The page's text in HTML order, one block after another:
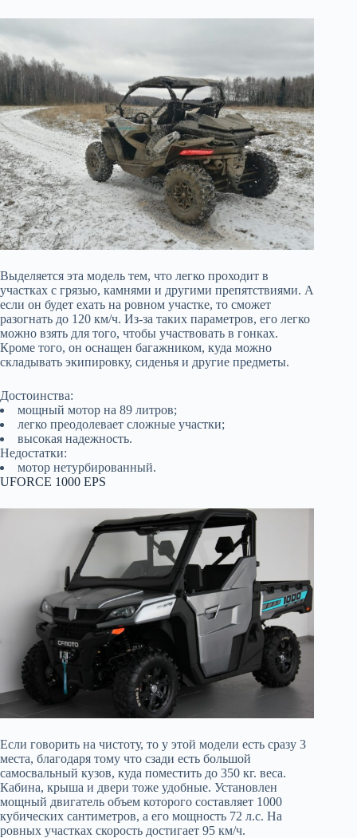
Выделяется эта модель тем, что легко проходит в
участках с грязью, камнями и другими препятствиями. А
если он будет ехать на ровном участке, то сможет
разогнать до 120 км/ч. Из-за таких параметров, его легко
можно взять для того, чтобы участвовать в гонках.
Кроме того, он оснащен багажником, куда можно
складывать экипировку, сиденья и другие предметы.
Достоинства:
мощный мотор на 89 литров;
легко преодолевает сложные участки;
высокая надежность.
Недостатки:
мотор нетурбированный.
UFORCE 1000 EPS
Если говорить на чистоту, то у этой модели есть сразу 3
места, благодаря тому что сзади есть большой
самосвальный кузов, куда поместить до 350 кг. веса.
Кабина, крыша и двери тоже удобные. Установлен
мощный двигатель объем которого составляет 1000
кубических сантиметров, а его мощность 72 л.с. На
ровных участках скорость достигает 95 км/ч.